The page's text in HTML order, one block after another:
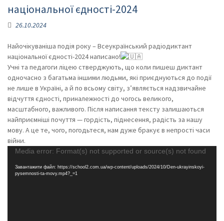
національної єдності-2024
26.10.2024
Найочікуваніша подія року – Всеукраїнський радіодиктант
національної єдності-2024 написано!
Учні та педагоги ліцею стверджують, що коли пишеш диктант
одночасно з багатьма іншими людьми, які приєднуються до події
не лише в Україні, а й по всьому світу, з’являється надзвичайне
відчуття єдності, приналежності до чогось великого,
масштабного, важливого. Після написання тексту залишаються
найприємніші почуття — гордість, піднесення, радість за нашу
мову. А це те, чого, погодьтеся, нам дуже бракує в непрості часи
війни.
Відеопрогравач
Media error: Format(s) not supported or source(s) not found
Завантажити файл: https://school2.com.ua/wp-content/uploads/2024/10/Den-ukrayinskoyi-
pysemnosti-ta-movy.mp4?_=1